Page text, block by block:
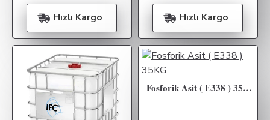
Hızlı Kargo Hızlı Kargo
Fosforik Asit ( E338 ) 35KG